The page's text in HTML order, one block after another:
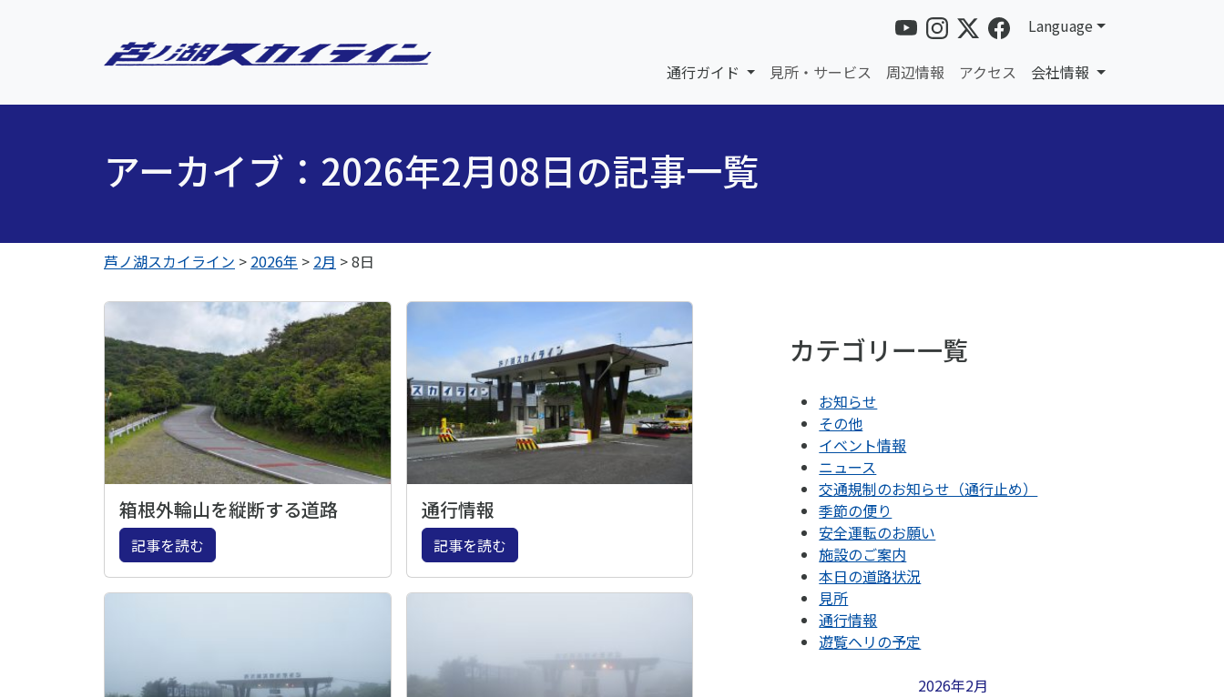
Language
通行ガイド 見所・サービス 周辺情報 アクセス 会社情報
アーカイブ：2026年2月08日の記事一覧
芦ノ湖スカイライン > 2026年 > 2月 >8日
箱根外輪山を縦断する道路
記事を読む
通行情報
記事を読む
カテゴリー一覧
お知らせ
その他
イベント情報
ニュース
交通規制のお知らせ（通行止め）
季節の便り
安全運転のお願い
施設のご案内
本日の道路状況
見所
通行情報
遊覧ヘリの予定
2026年2月